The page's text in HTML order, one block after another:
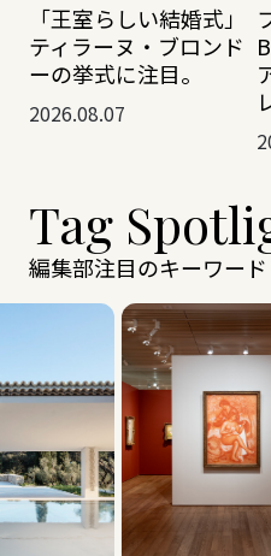
「王室らしい結婚式」
ティラーヌ・ブロンド
ーの挙式に注目。
2026.08.07
Tag
編集部注目のキーワード